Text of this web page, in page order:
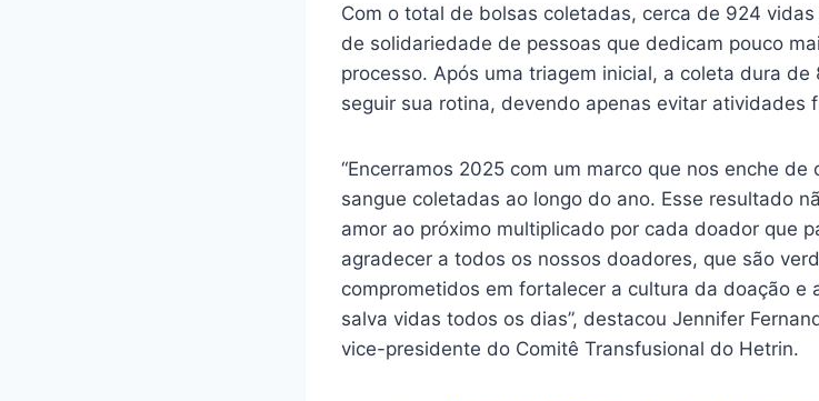
Com o total de bolsas coletadas, cerca de 924
de solidariedade de pessoas que dedicam pouco
processo. Após uma triagem inicial, a coleta dura
seguir sua rotina, devendo apenas evitar atividades
“Encerramos 2025 com um marco que nos enche
sangue coletadas ao longo do ano. Esse resultado
amor ao próximo multiplicado por cada doador que
agradecer a todos os nossos doadores, que são
comprometidos em fortalecer a cultura da doação e
salva vidas todos os dias”, destacou Jennifer
vice-presidente do Comitê Transfusional do Hetrin.